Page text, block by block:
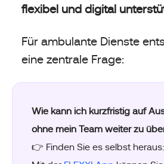
flexibel und digital
Für ambulante Dienste
eine zentrale Frage:
Wie kann ich kurzfristig auf
ohne mein Team weiter zu
👉 Finden Sie es selbst heraus: